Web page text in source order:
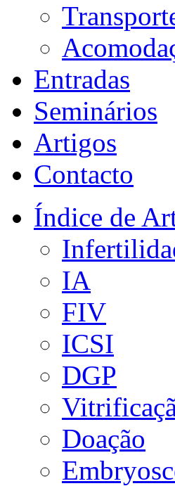
Entradas
Seminários
Artigos
Contacto
Índice de
IA
FIV
ICSI
DGP
Doação